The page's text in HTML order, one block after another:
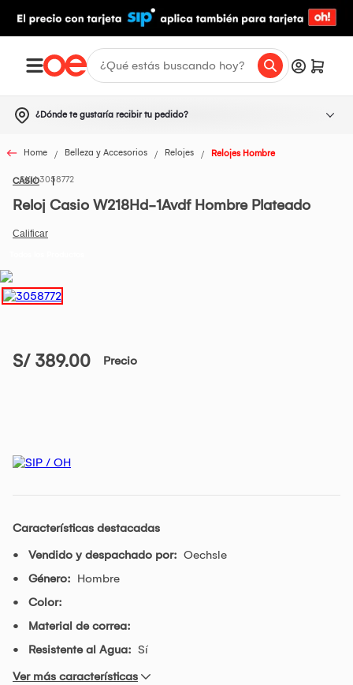
¿Dónde te gustaría recibir tu pedido?
Home Belleza y Accesorios Relojes Relojes Hombre
CASIO3058772
Reloj Casio W218Hd-1Avdf Hombre Plateado
S/ 389.00 Precio
Características destacadas
Vendido y despachado por: Oechsle
Género: Hombre
Color:
Material de correa:
Resistente al Agua: Sí
Ver más características